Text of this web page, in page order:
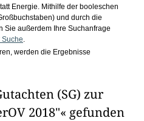
Energie. Mithilfe der booleschen
und durch die
Sie außerdem Ihre Suchanfrage
Suche
werden die Ergebnisse
(SG) zur
2018"« gefunden